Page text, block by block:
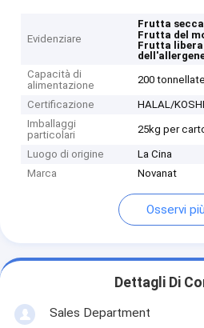
Evidenziare
Frutta
Frutta del
Frutta libera
Capacità di
alimentazione
200 tonnellate
Certificazione
HALAL/
Imballaggi
particolari
25kg per
Luogo di origine
La Cina
Marca
Novanat
Osservi più
Dettagli Di
Sales Department